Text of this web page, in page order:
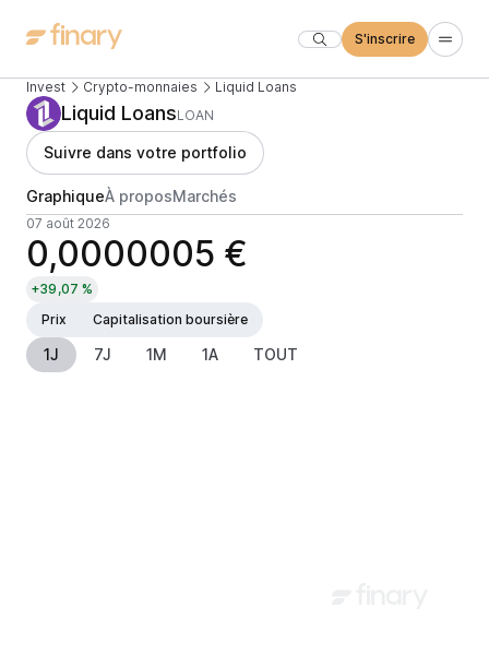
S'inscrire
Invest Crypto-monnaies Liquid Loans
Liquid LoansLOAN
Suivre dans votre portfolio
GraphiqueÀ proposMarchés
07 août 2026
0,0000005 €
+39,07 %
Prix
Capitalisation boursière
1J 7J 1M 1A TOUT